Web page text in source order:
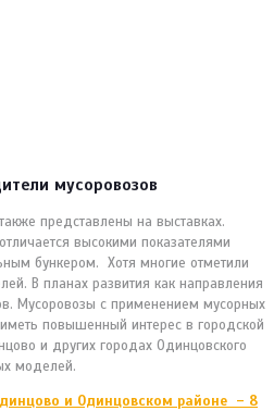
мусоровозов
представлены на выставках.
высокими показателями
бункером. Хотя многие отметили
В планах развития как направления
Мусоровозы с применением мусорных
повышенный интерес в городской
и других городах Одинцовского
моделей.
и Одинцовском районе – 8